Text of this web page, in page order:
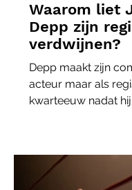
Waarom liet
Depp zijn
verdwijnen?
Depp maakt zijn
acteur maar als
kwarteeuw nadat